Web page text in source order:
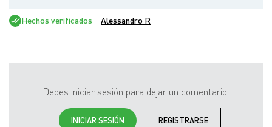
Hechos verificados Alessandro R
Debes iniciar sesión para dejar un comentario:
INICIAR SESIÓN REGISTRARSE